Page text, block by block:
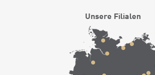
Unsere Filialen